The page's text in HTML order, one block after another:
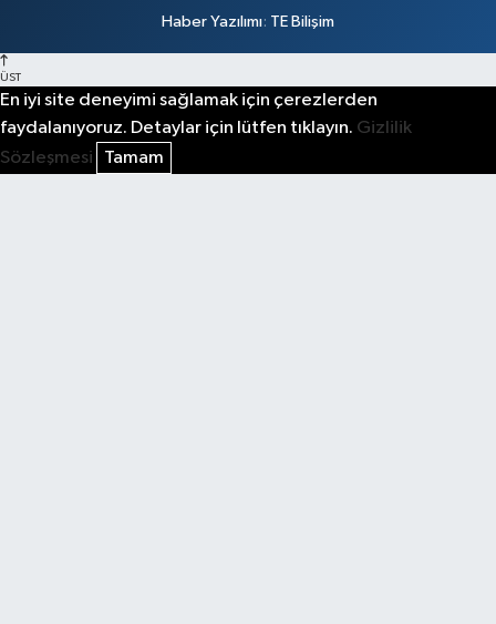
Haber Yazılımı: TE Bilişim
ÜST
En iyi site deneyimi sağlamak için çerezlerden
faydalanıyoruz. Detaylar için lütfen tıklayın. Gizlilik
Sözleşmesi
Tamam